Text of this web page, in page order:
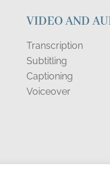
VIDEO AND
Transcription
Subtitling
Captioning
Voiceover